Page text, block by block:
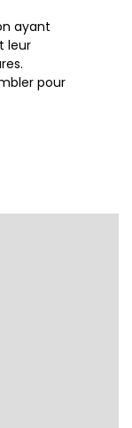
ayant
leur
pour